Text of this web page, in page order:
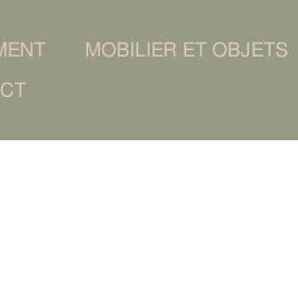
MOBILIER ET OBJETS